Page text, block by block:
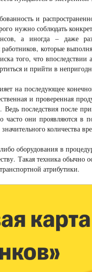
и
нужно соблюдать
а иногда – даже
которые
того, что
и прийти в
на последующее
и проверенная
Ведь последствия после
часто они проявляются в
количества
оборудования в
Такая техника
атрибутики.